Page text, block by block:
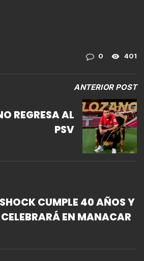
0 401
ANTERIOR POST
REGRESA AL
PSV
CUMPLE 40 AÑOS Y
EN MANACAR